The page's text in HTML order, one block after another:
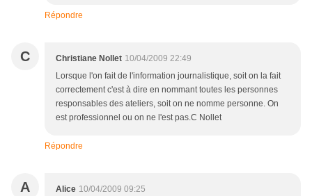
Répondre
C Christiane Nollet 10/04/2009 22:49
Lorsque l'on fait de l'information journalistique, soit on la fait
correctement c'est à dire en nommant toutes les personnes
responsables des ateliers, soit on ne nomme personne. On
est professionnel ou on ne l'est pas.C Nollet
Répondre
A Alice 10/04/2009 09:25